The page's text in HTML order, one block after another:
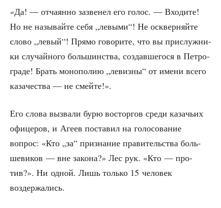
«Да! — отча­ян­но зазве­нел его голос. — Вхо­ди­те!
Но не назы­вай­те себя „левы­ми“! Не осквер­няй­те
сло­во „левый“! Пря­мо гово­ри­те, что вы при­служ­ни­
ки слу­чай­но­го боль­шин­ства, создав­ше­го­ся в Пет­ро­
гра­де! Брать моно­по­лию „левиз­ны“ от име­ни все­го
каза­че­ства — не смейте!».
Его сло­ва вызва­ли бурю вос­тор­гов сре­ди каза­чьих
офи­це­ров, и Аге­ев поста­вил на голо­со­ва­ние
вопрос: «Кто „за“ при­зна­ние пра­ви­тель­ства боль­
ше­ви­ков — вне зако­на?» Лес рук. «Кто — про­
тив?». Ни одной. Лишь толь­ко 15 чело­век
воздержались.